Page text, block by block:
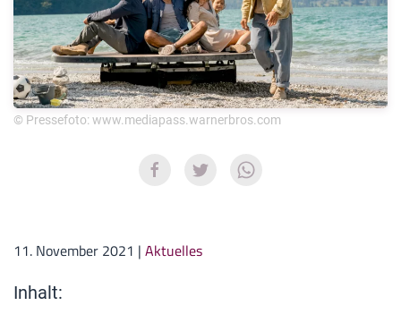
© Pressefoto: www.mediapass.warnerbros.com
11. November 2021 | Aktuelles
Inhalt: